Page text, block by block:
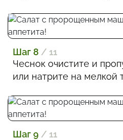
Шаг 8 / 11
Чеснок очистите и
или натрите на мелкой
Шаг 9 / 11